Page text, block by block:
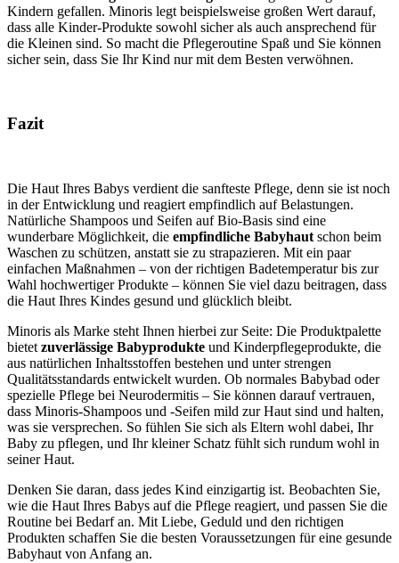
Kindern gefallen. Minoris legt beispielsweise großen Wert darauf,
dass alle Kinder-Produkte sowohl sicher als auch ansprechend für
die Kleinen sind. So macht die Pflegeroutine Spaß und Sie können
sicher sein, dass Sie Ihr Kind nur mit dem Besten verwöhnen.
Fazit
Die Haut Ihres Babys verdient die sanfteste Pflege, denn sie ist noch
in der Entwicklung und reagiert empfindlich auf Belastungen.
Natürliche Shampoos und Seifen auf Bio-Basis sind eine
wunderbare Möglichkeit, die empfindliche Babyhaut schon beim
Waschen zu schützen, anstatt sie zu strapazieren. Mit ein paar
einfachen Maßnahmen – von der richtigen Badetemperatur bis zur
Wahl hochwertiger Produkte – können Sie viel dazu beitragen, dass
die Haut Ihres Kindes gesund und glücklich bleibt.
Minoris als Marke steht Ihnen hierbei zur Seite: Die Produktpalette
bietet zuverlässige Babyprodukte und Kinderpflegeprodukte, die
aus natürlichen Inhaltsstoffen bestehen und unter strengen
Qualitätsstandards entwickelt wurden. Ob normales Babybad oder
spezielle Pflege bei Neurodermitis – Sie können darauf vertrauen,
dass Minoris-Shampoos und -Seifen mild zur Haut sind und halten,
was sie versprechen. So fühlen Sie sich als Eltern wohl dabei, Ihr
Baby zu pflegen, und Ihr kleiner Schatz fühlt sich rundum wohl in
seiner Haut.
Denken Sie daran, dass jedes Kind einzigartig ist. Beobachten Sie,
wie die Haut Ihres Babys auf die Pflege reagiert, und passen Sie die
Routine bei Bedarf an. Mit Liebe, Geduld und den richtigen
Produkten schaffen Sie die besten Voraussetzungen für eine gesunde
Babyhaut von Anfang an.